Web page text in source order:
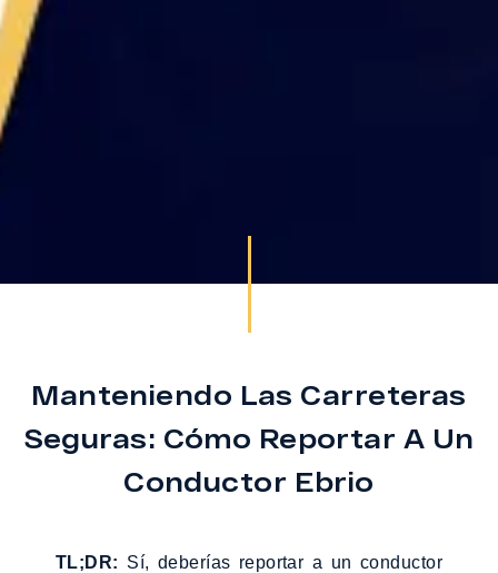
Manteniendo Las Carreteras
Seguras: Cómo Reportar A Un
Conductor Ebrio
TL;DR: Sí, deberías reportar a un conductor